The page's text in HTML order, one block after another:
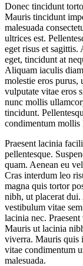
Donec tincidunt
Mauris tincidunt
malesuada
ultrices est.
eget risus et sagittis.
eget, tincidunt at
Aliquam iaculis
molestie eros purus,
vulputate vitae eros
nunc mollis
tincidunt.
condimentum mollis
Praesent lacinia
pellentesque.
quam. Aenean eu
Cras interdum leo
magna quis tortor
nibh, ut placerat
vestibulum vitae
lacinia nec.
Mauris ut lacinia
viverra. Mauris quis
vitae condimentum
malesuada.